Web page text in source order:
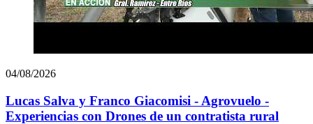
04/08/2026
Lucas Salva y Franco Giacomisi - Agrovuelo -
Experiencias con Drones de un contratista rural